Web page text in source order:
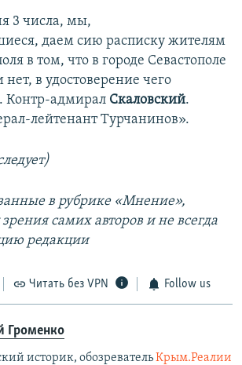
3 числа, мы,
даем сию расписку жителям
в том, что в городе Севастополе
в удостоверение чего
Контр-адмирал Скаловский.
лейтенант Турчанинов».
в рубрике «Мнение»,
самих авторов и не всегда
редакции
Читать без VPN Follow us
Громенко
историк, обозревательКрым.Реалии